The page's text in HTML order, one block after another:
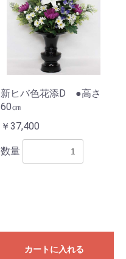
新ヒバ色花添D ●高さ
60㎝
￥37,400
数量
カートに入れる